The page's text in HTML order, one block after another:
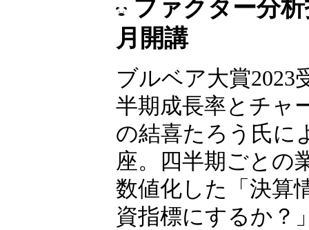
ファクター分析
月開講
ブルベア大賞2023
半期成長率とチャ
の結喜たろう氏に
座。四半期ごとの
数値化した「決算